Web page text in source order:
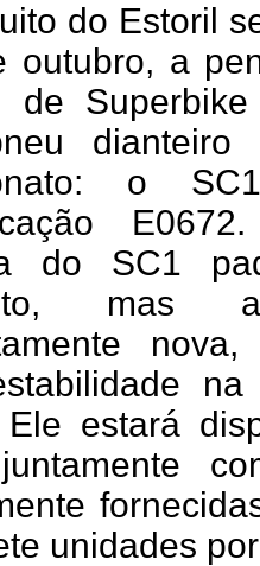
do Estoril
outubro, a
de
o
do SC1
mas
Ele estará
unidades